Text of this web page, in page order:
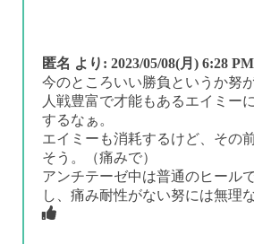
匿名 より: 2023/05/08(月) 6:28 PM
今のところいい勝負というか努
人戦豊富で才能もあるエイミー
するなぁ。
エイミーも消耗するけど、その
そう。（痛みで）
アンチテーゼ中は普通のヒール
し、痛み耐性がない努には無理